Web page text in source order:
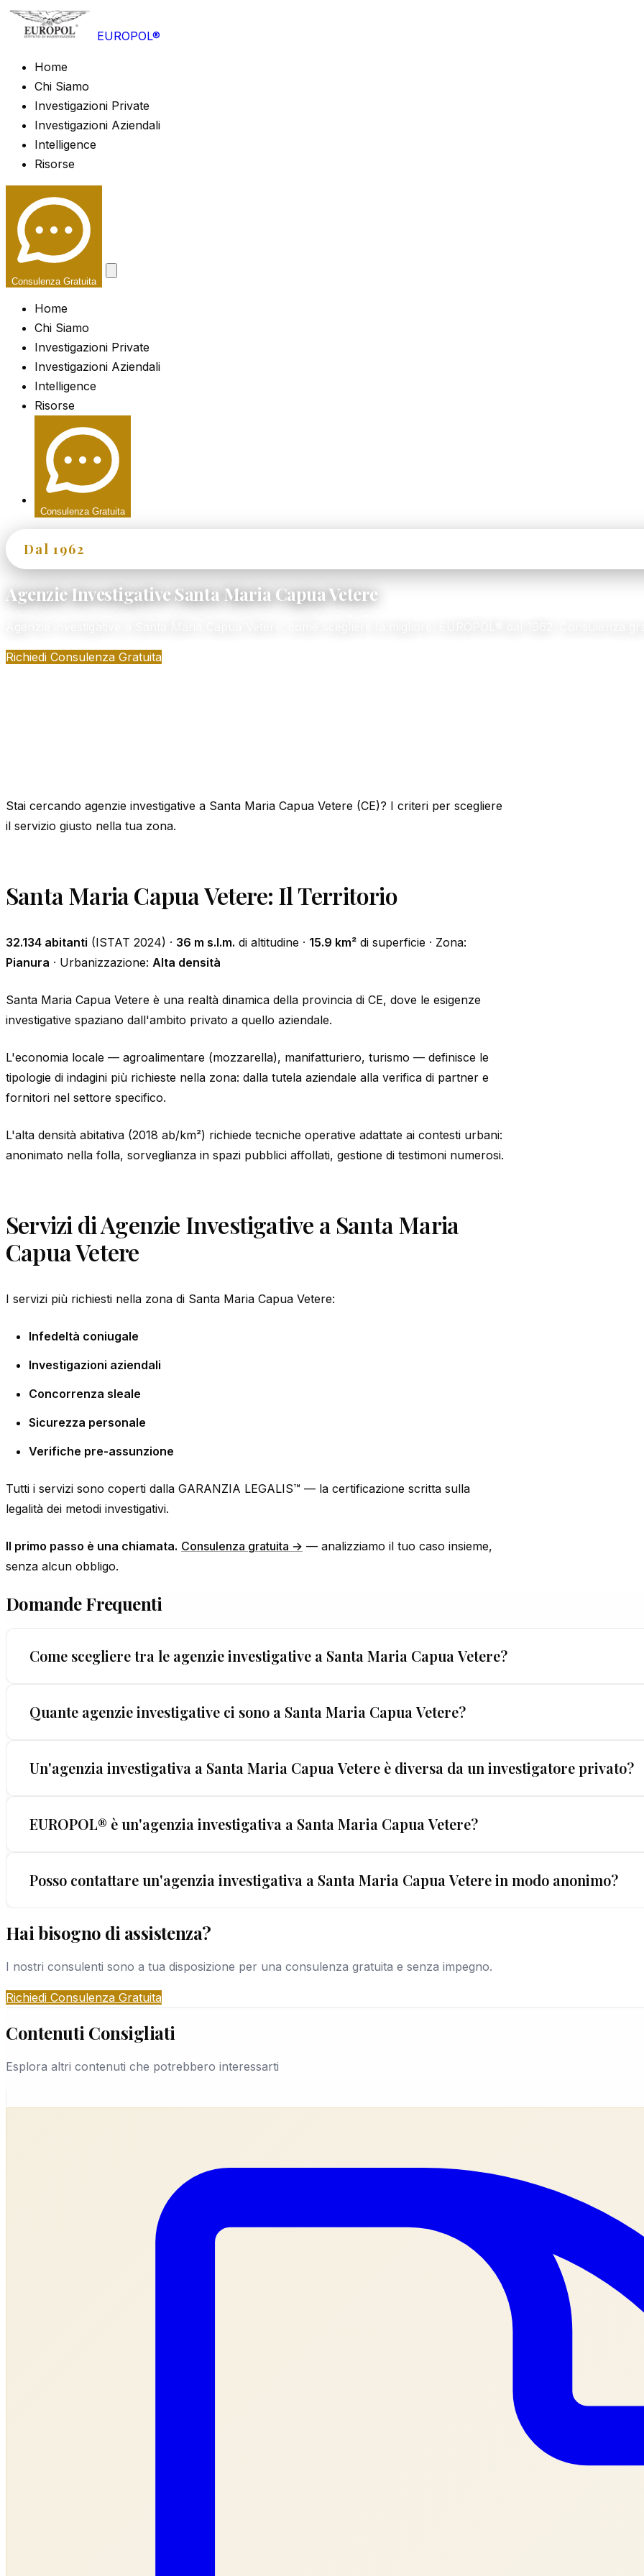
EUROPOL®
Home
Chi Siamo
Investigazioni Private
Investigazioni Aziendali
Intelligence
Risorse
Consulenza Gratuita
Home
Chi Siamo
Investigazioni Private
Investigazioni Aziendali
Intelligence
Risorse
Consulenza Gratuita
Dal 1962
Agenzie Investigative Santa Maria Capua Vetere
Richiedi Consulenza Gratuita
Stai cercando agenzie investigative a Santa Maria Capua Vetere (CE)? I criteri per scegliere
il servizio giusto nella tua zona.
Santa Maria Capua Vetere: Il Territorio
32.134 abitanti (ISTAT 2024) · 36 m s.l.m. di altitudine · 15.9 km² di superficie · Zona:
Pianura · Urbanizzazione: Alta densità
Santa Maria Capua Vetere è una realtà dinamica della provincia di CE, dove le esigenze
investigative spaziano dall'ambito privato a quello aziendale.
L'economia locale — agroalimentare (mozzarella), manifatturiero, turismo — definisce le
tipologie di indagini più richieste nella zona: dalla tutela aziendale alla verifica di partner e
fornitori nel settore specifico.
L'alta densità abitativa (2018 ab/km²) richiede tecniche operative adattate ai contesti urbani:
anonimato nella folla, sorveglianza in spazi pubblici affollati, gestione di testimoni numerosi.
Servizi di Agenzie Investigative a Santa Maria
Capua Vetere
I servizi più richiesti nella zona di Santa Maria Capua Vetere:
Infedeltà coniugale
Investigazioni aziendali
Concorrenza sleale
Sicurezza personale
Verifiche pre-assunzione
Tutti i servizi sono coperti dalla GARANZIA LEGALIS™ — la certificazione scritta sulla
legalità dei metodi investigativi.
Il primo passo è una chiamata. Consulenza gratuita → — analizziamo il tuo caso insieme,
senza alcun obbligo.
Domande Frequenti
Come scegliere tra le agenzie investigative a Santa Maria Capua Vetere?
Verificate quattro elementi: licenza prefettizia (obbligatoria per legge), anni di esperienza documentata,
Quante agenzie investigative ci sono a Santa Maria Capua Vetere?
A Santa Maria Capua Vetere operano alcune realtà investigative, ma la quantità non è un indicatore di
Un'agenzia investigativa a Santa Maria Capua Vetere è diversa da un investigatore privato?
Sì: un'agenzia ha team diversificati e risorse che un singolo professionista non può offrire. EUROPOL®
EUROPOL® è un'agenzia investigativa a Santa Maria Capua Vetere?
Più che un'agenzia: EUROPOL® è un istituto investigativo nazionale fondato nel 1962. Operiamo a Santa
Posso contattare un'agenzia investigativa a Santa Maria Capua Vetere in modo anonimo?
Sì. La prima consulenza con EUROPOL® è completamente gratuita e riservata. Puoi contattarci senza
Hai bisogno di assistenza?
I nostri consulenti sono a tua disposizione per una consulenza gratuita e senza impegno.
Richiedi Consulenza Gratuita
Contenuti Consigliati
Esplora altri contenuti che potrebbero interessarti